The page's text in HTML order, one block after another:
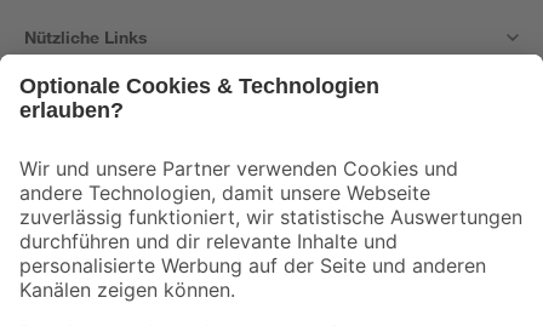
Nützliche Links
Der toom Newsletter: Keine Angebote und Aktionen mehr verpassen!
Zur Newsletter Anmeldung
Folge uns